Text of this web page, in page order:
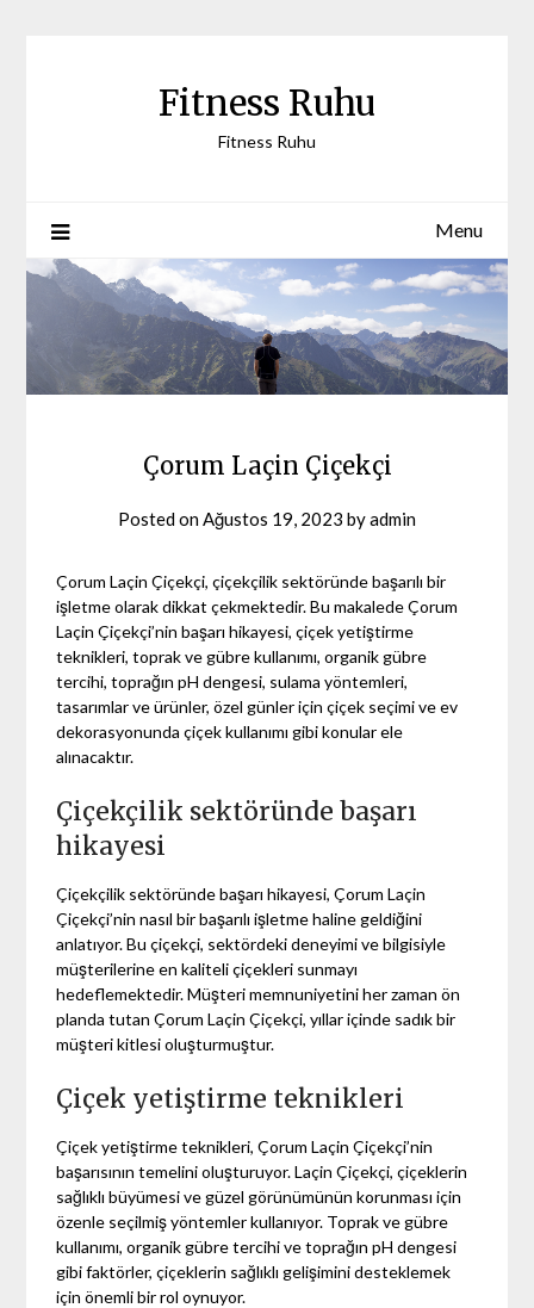
Fitness Ruhu
Fitness Ruhu
Menu
Çorum Laçin Çiçekçi
Posted on Ağustos 19, 2023 byadmin
Çorum Laçin Çiçekçi, çiçekçilik sektöründe başarılı bir
işletme olarak dikkat çekmektedir. Bu makalede Çorum
Laçin Çiçekçi’nin başarı hikayesi, çiçek yetiştirme
teknikleri, toprak ve gübre kullanımı, organik gübre
tercihi, toprağın pH dengesi, sulama yöntemleri,
tasarımlar ve ürünler, özel günler için çiçek seçimi ve ev
dekorasyonunda çiçek kullanımı gibi konular ele
alınacaktır.
Çiçekçilik sektöründe başarı
hikayesi
Çiçekçilik sektöründe başarı hikayesi, Çorum Laçin
Çiçekçi’nin nasıl bir başarılı işletme haline geldiğini
anlatıyor. Bu çiçekçi, sektördeki deneyimi ve bilgisiyle
müşterilerine en kaliteli çiçekleri sunmayı
hedeflemektedir. Müşteri memnuniyetini her zaman ön
planda tutan Çorum Laçin Çiçekçi, yıllar içinde sadık bir
müşteri kitlesi oluşturmuştur.
Çiçek yetiştirme teknikleri
Çiçek yetiştirme teknikleri, Çorum Laçin Çiçekçi’nin
başarısının temelini oluşturuyor. Laçin Çiçekçi, çiçeklerin
sağlıklı büyümesi ve güzel görünümünün korunması için
özenle seçilmiş yöntemler kullanıyor. Toprak ve gübre
kullanımı, organik gübre tercihi ve toprağın pH dengesi
gibi faktörler, çiçeklerin sağlıklı gelişimini desteklemek
için önemli bir rol oynuyor.